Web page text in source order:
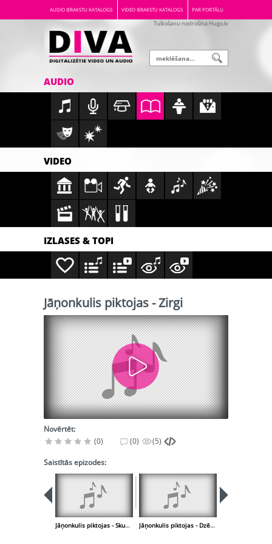
AUDIO IERAKSTU KATALOGS VIDEO IERAKSTU KATALOGS PAR PORTĀLU
Tulkošanu nodrošina Hugo.lv
AUDIO
VIDEO
IZLASES & TOPI
Jāņonkulis piktojas - Zirgi
Novērtēt:
(0)
(0) (5)
Saistītās epizodes:
Jāņonkulis piktojas - Skudras Jāņonkulis piktojas - Dzērves